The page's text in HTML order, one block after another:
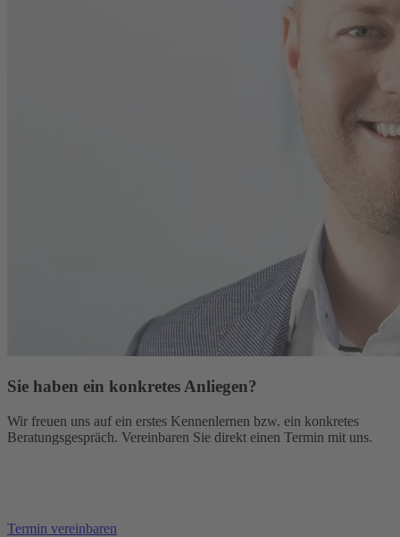
Sie haben ein konkretes Anliegen?
Wir freuen uns auf ein erstes Kennenlernen bzw. ein konkretes
Beratungsgespräch. Vereinbaren Sie direkt einen Termin mit uns.
Termin vereinbaren